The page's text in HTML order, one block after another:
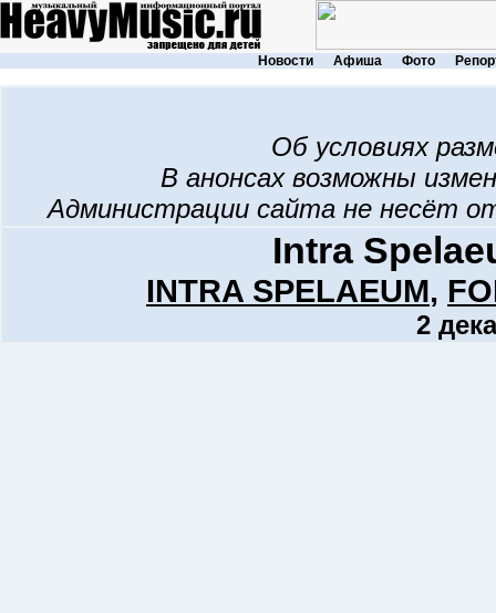
Новости Афиша Фото
Об условиях
В анонсах возможны
Администрации сайта не несёт
Intra
INTRA SPELAEUM,
2